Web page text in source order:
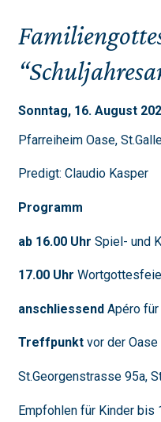
Sonntag, 16. August
Pfarreiheim Oase,
Predigt: Claudio Kasper
Programm
ab 16.00 Uhr Spiel- und
17.00 Uhr
anschliessend Apéro
Treffpunkt vor der Oase
St.Georgenstrasse 95a,
Empfohlen für Kinder bis